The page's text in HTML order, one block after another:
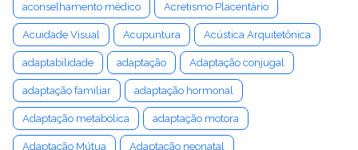
aconselhamento médico Acretismo Placentário
Acuidade Visual Acupuntura Acústica Arquitetônica
adaptabilidade adaptação Adaptação conjugal
adaptação familiar adaptação hormonal
Adaptação metabólica adaptação motora
Adaptação Mútua Adaptação neonatal